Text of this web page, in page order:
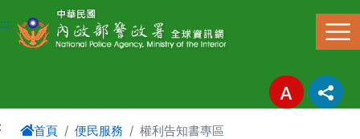
進入內容區塊
:::
首頁 便民服務 權利告知書專區